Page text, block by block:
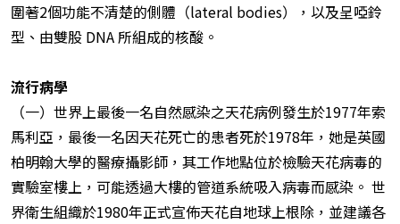
圍著2個功能不清楚的側體（lateral bodies），以及呈啞鈴
型、由雙股 DNA 所組成的核酸。
流行病學
（一）世界上最後一名自然感染之天花病例發生於1977年索
馬利亞，最後一名因天花死亡的患者死於1978年，她是英國
柏明翰大學的醫療攝影師，其工作地點位於檢驗天花病毒的
實驗室樓上，可能透過大樓的管道系統吸入病毒而感染。 世
界衛生組織於1980年正式宣佈天花自地球上根除，並建議各